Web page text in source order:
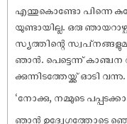
എന്തുകൊണ്ടോ പിന്നെ കുറേ
യുണ്ടായില്ല. ഒരു
സ്യത്തിന്റെ
ഞാൻ. പെട്ടെന്ന്
ക്കുന്നിടത്തേയ്ക്ക് ഓടി വന്നു.
‘നോക്കു, നമ്മുടെ
ഞാൻ ഉദ്വേഗത്തോടെ